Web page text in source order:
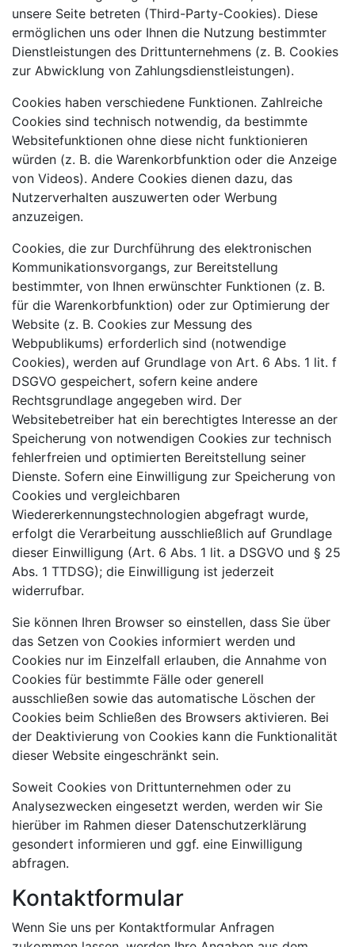
unsere Seite betreten (Third-Party-Cookies). Diese
ermöglichen uns oder Ihnen die Nutzung bestimmter
Dienstleistungen des Drittunternehmens (z. B. Cookies
zur Abwicklung von Zahlungsdienstleistungen).
Cookies haben verschiedene Funktionen. Zahlreiche
Cookies sind technisch notwendig, da bestimmte
Websitefunktionen ohne diese nicht funktionieren
würden (z. B. die Warenkorbfunktion oder die Anzeige
von Videos). Andere Cookies dienen dazu, das
Nutzerverhalten auszuwerten oder Werbung
anzuzeigen.
Cookies, die zur Durchführung des elektronischen
Kommunikationsvorgangs, zur Bereitstellung
bestimmter, von Ihnen erwünschter Funktionen (z. B.
für die Warenkorbfunktion) oder zur Optimierung der
Website (z. B. Cookies zur Messung des
Webpublikums) erforderlich sind (notwendige
Cookies), werden auf Grundlage von Art. 6 Abs. 1 lit. f
DSGVO gespeichert, sofern keine andere
Rechtsgrundlage angegeben wird. Der
Websitebetreiber hat ein berechtigtes Interesse an der
Speicherung von notwendigen Cookies zur technisch
fehlerfreien und optimierten Bereitstellung seiner
Dienste. Sofern eine Einwilligung zur Speicherung von
Cookies und vergleichbaren
Wiedererkennungstechnologien abgefragt wurde,
erfolgt die Verarbeitung ausschließlich auf Grundlage
dieser Einwilligung (Art. 6 Abs. 1 lit. a DSGVO und § 25
Abs. 1 TTDSG); die Einwilligung ist jederzeit
widerrufbar.
Sie können Ihren Browser so einstellen, dass Sie über
das Setzen von Cookies informiert werden und
Cookies nur im Einzelfall erlauben, die Annahme von
Cookies für bestimmte Fälle oder generell
ausschließen sowie das automatische Löschen der
Cookies beim Schließen des Browsers aktivieren. Bei
der Deaktivierung von Cookies kann die Funktionalität
dieser Website eingeschränkt sein.
Soweit Cookies von Drittunternehmen oder zu
Analysezwecken eingesetzt werden, werden wir Sie
hierüber im Rahmen dieser Datenschutzerklärung
gesondert informieren und ggf. eine Einwilligung
abfragen.
Kontaktformular
Wenn Sie uns per Kontaktformular Anfragen